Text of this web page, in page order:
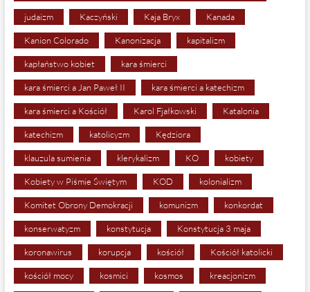
judaizm Kaczyński Kaja Bryx Kanada
Kanion Colorado Kanonizacja kapitalizm
kapłaństwo kobiet kara śmierci
kara śmierci a Jan Paweł II kara śmierci a katechizm
kara śmierci a Kościół Karol Fjałkowski Katalonia
katechizm katolicyzm Kędziora
klauzula sumienia klerykalizm KO kobiety
Kobiety w Piśmie Świętym KOD kolonializm
Komitet Obrony Demokracji komunizm konkordat
konserwatyzm konstytucja Konstytucja 3 maja
koronawirus korupcja kościół Kościół katolicki
kościół mocy kosmici kosmos kreacjonizm